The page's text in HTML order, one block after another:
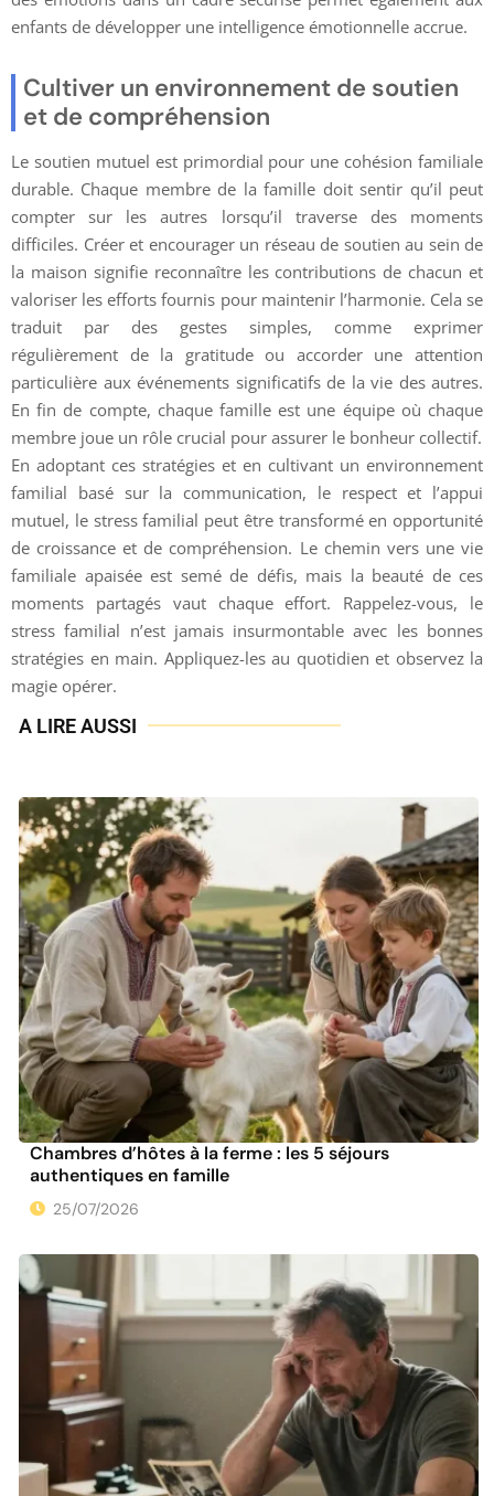
enfants de développer une intelligence émotionnelle accrue.
Cultiver un environnement de soutien
et de compréhension
Le soutien mutuel est primordial pour une cohésion familiale
durable. Chaque membre de la famille doit sentir qu’il peut
compter sur les autres lorsqu’il traverse des moments
difficiles. Créer et encourager un réseau de soutien au sein de
la maison signifie reconnaître les contributions de chacun et
valoriser les efforts fournis pour maintenir l’harmonie. Cela se
traduit par des gestes simples, comme exprimer
régulièrement de la gratitude ou accorder une attention
particulière aux événements significatifs de la vie des autres.
En fin de compte, chaque famille est une équipe où chaque
membre joue un rôle crucial pour assurer le bonheur collectif.
En adoptant ces stratégies et en cultivant un environnement
familial basé sur la communication, le respect et l’appui
mutuel, le stress familial peut être transformé en opportunité
de croissance et de compréhension. Le chemin vers une vie
familiale apaisée est semé de défis, mais la beauté de ces
moments partagés vaut chaque effort. Rappelez-vous, le
stress familial n’est jamais insurmontable avec les bonnes
stratégies en main. Appliquez-les au quotidien et observez la
magie opérer.
A LIRE AUSSI
Chambres d’hôtes à la ferme : les 5 séjours
authentiques en famille
25/07/2026